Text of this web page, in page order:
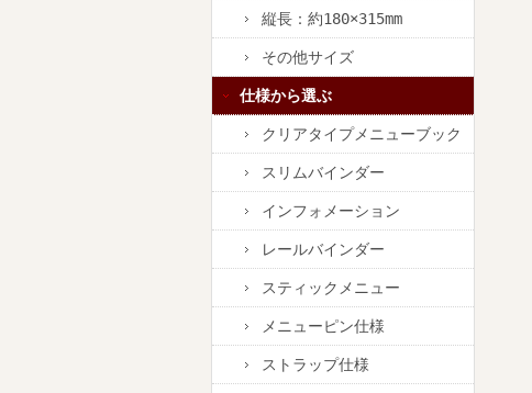
縦長：約180×315mm
その他サイズ
仕様から選ぶ
クリアタイプメニューブック
スリムバインダー
インフォメーション
レールバインダー
スティックメニュー
メニューピン仕様
ストラップ仕様